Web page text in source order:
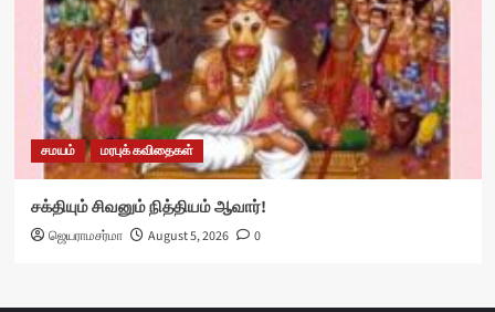
சமயம் மரபுக் கவிதைகள்
சக்தியும் சிவனும் நித்தியம் ஆவார்!
ஜெயராமசர்மா August 5, 2026 0